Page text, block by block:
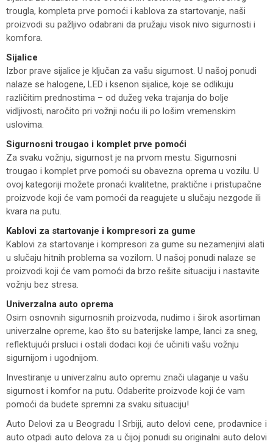
trougla, kompleta prve pomoći i kablova za startovanje, naši
proizvodi su pažljivo odabrani da pružaju visok nivo sigurnosti i
komfora.
Sijalice
Izbor prave sijalice je ključan za vašu sigurnost. U našoj ponudi
nalaze se halogene, LED i ksenon sijalice, koje se odlikuju
različitim prednostima – od dužeg veka trajanja do bolje
vidljivosti, naročito pri vožnji noću ili po lošim vremenskim
uslovima.
Sigurnosni trougao i komplet prve pomoći
Za svaku vožnju, sigurnost je na prvom mestu. Sigurnosni
trougao i komplet prve pomoći su obavezna oprema u vozilu. U
ovoj kategoriji možete pronaći kvalitetne, praktične i pristupačne
proizvode koji će vam pomoći da reagujete u slučaju nezgode ili
kvara na putu.
Kablovi za startovanje i kompresori za gume
Kablovi za startovanje i kompresori za gume su nezamenjivi alati
u slučaju hitnih problema sa vozilom. U našoj ponudi nalaze se
proizvodi koji će vam pomoći da brzo rešite situaciju i nastavite
vožnju bez stresa.
Univerzalna auto oprema
Osim osnovnih sigurnosnih proizvoda, nudimo i širok asortiman
univerzalne opreme, kao što su baterijske lampe, lanci za sneg,
reflektujući prsluci i ostali dodaci koji će učiniti vašu vožnju
sigurnijom i ugodnijom.
Investiranje u univerzalnu auto opremu znači ulaganje u vašu
sigurnost i komfor na putu. Odaberite proizvode koji će vam
pomoći da budete spremni za svaku situaciju!
Auto Delovi za u Beogradu I Srbiji, auto delovi cene, prodavnice i
auto otpadi auto delova za u čijoj ponudi su originalni auto delovi